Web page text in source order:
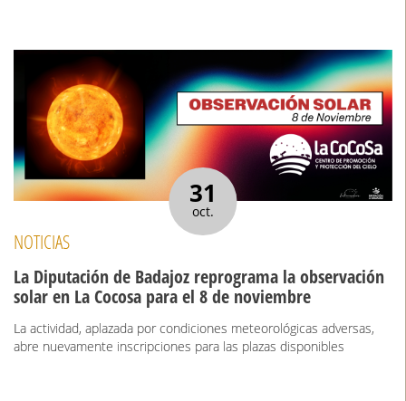
31
oct.
NOTICIAS
La Diputación de Badajoz reprograma la observación
solar en La Cocosa para el 8 de noviembre
La actividad, aplazada por condiciones meteorológicas adversas,
abre nuevamente inscripciones para las plazas disponibles